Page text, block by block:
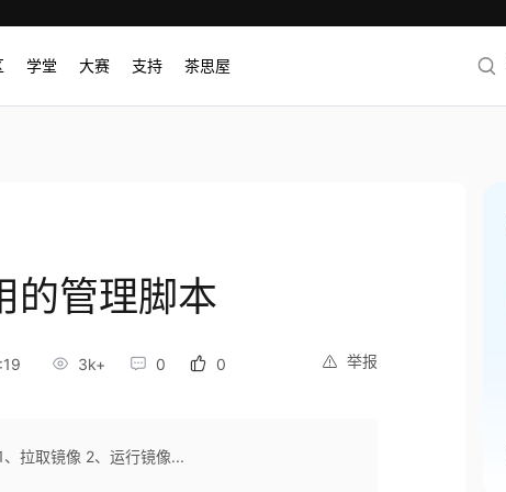
学堂 大赛 支持 茶思屋
管理脚本
举报
3k+ 0 0
拉取镜像 2、运行镜像...